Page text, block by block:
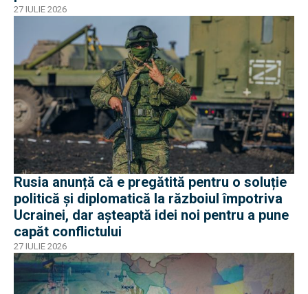
27 IULIE 2026
Rusia anunță că e pregătită pentru o soluție
politică și diplomatică la războiul împotriva
Ucrainei, dar așteaptă idei noi pentru a pune
capăt conflictului
27 IULIE 2026